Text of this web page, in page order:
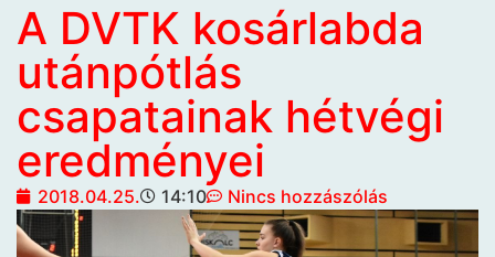
A DVTK kosárlabda
utánpótlás
csapatainak hétvégi
eredményei
2018.04.25. 14:10 Nincs hozzászólás